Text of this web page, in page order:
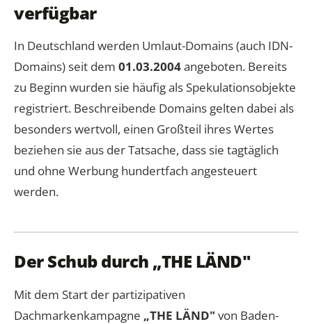
verfügbar
In Deutschland werden Umlaut-Domains (auch IDN-
Domains) seit dem 01.03.2004angeboten. Bereits
zu Beginn wurden sie häufig als Spekulationsobjekte
registriert. Beschreibende Domains gelten dabei als
besonders wertvoll, einen Großteil ihres Wertes
beziehen sie aus der Tatsache, dass sie tagtäglich
und ohne Werbung hundertfach angesteuert
werden.
Der Schub durch „THE LÄND"
Mit dem Start der partizipativen
Dachmarkenkampagne „THE LÄND" von Baden-